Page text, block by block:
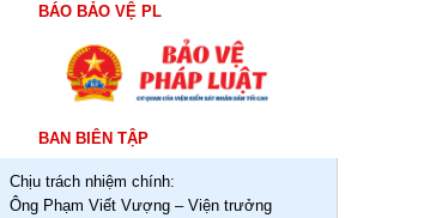
BÁO BẢO VỆ PL
BAN BIÊN TẬP
Chịu trách nhiệm chính:
Ông Phạm Viết Vượng – Viện trưởng